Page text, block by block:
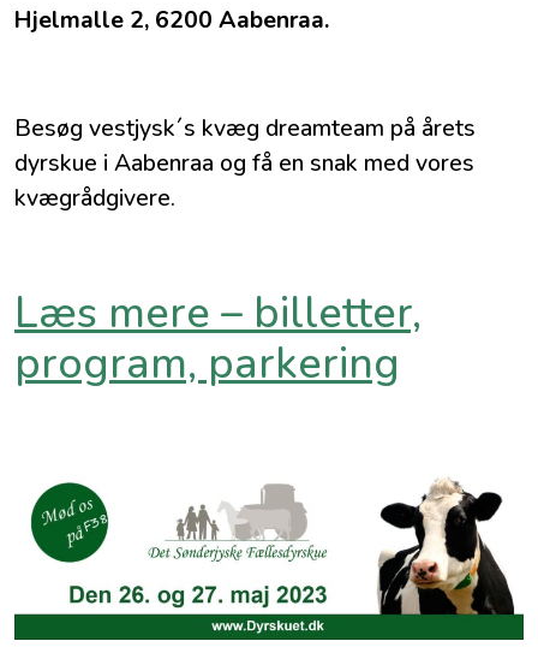
Hjelmalle 2, 6200 Aabenraa.
Besøg vestjysk´s kvæg dreamteam på årets
dyrskue i Aabenraa og få en snak med vores
kvægrådgivere.
Læs mere – billetter,
program, parkering